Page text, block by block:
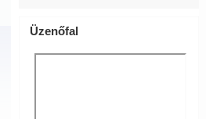
Üzenőfal